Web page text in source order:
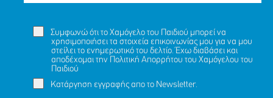
Συμφωνώ ότι το Χαμόγελο του Παιδιού μπορεί να
χρησιμοποιήσει τα στοιχεία επικοινωνίας μου για να μου
στείλει το ενημερωτικό του δελτίο. Έχω διαβάσει και
αποδέχομαι την Πολιτική Απορρήτου του Χαμόγελου του
Παιδιού
Κατάργηση εγγραφής απο το Newsletter.